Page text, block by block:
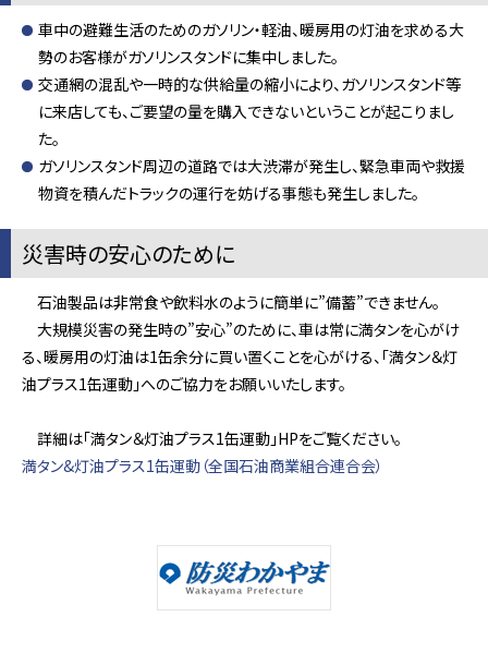
車中の避難生活のためのガソリン・軽油、暖房用の灯油を求める大
勢のお客様がガソリンスタンドに集中しました。
交通網の混乱や一時的な供給量の縮小により、ガソリンスタンド等
に来店しても、ご要望の量を購入できないということが起こりまし
た。
ガソリンスタンド周辺の道路では大渋滞が発生し、緊急車両や救援
物資を積んだトラックの運行を妨げる事態も発生しました。
災害時の安心のために
石油製品は非常食や飲料水のように簡単に”備蓄”できません。
大規模災害の発生時の”安心”のために、車は常に満タンを心がけ
る、暖房用の灯油は1缶余分に買い置くことを心がける、「満タン＆灯
油プラス1缶運動」へのご協力をお願いいたします。
詳細は「満タン＆灯油プラス1缶運動」HPをご覧ください。
満タン&灯油プラス1缶運動（全国石油商業組合連合会）